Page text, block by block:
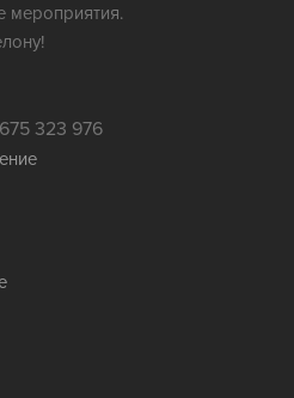
мероприятия.
323 976